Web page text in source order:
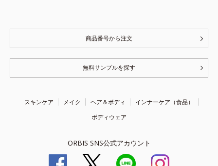
商品番号から注文
無料サンプルを探す
スキンケア メイク ヘア＆ボディ
インナーケア（食品）
ボディウェア
ORBIS SNS公式アカウント